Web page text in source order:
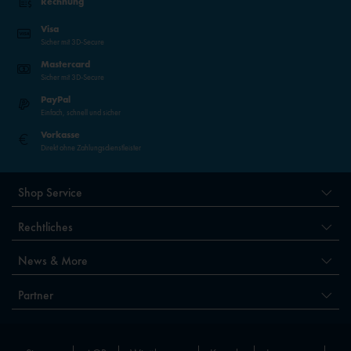
Visa
Sicher mit 3D-Secure
Mastercard
Sicher mit 3D-Secure
PayPal
Einfach, schnell und sicher
Vorkasse
Direkt ohne Zahlungsdienstleister
Shop Service
Rechtliches
News & More
Partner